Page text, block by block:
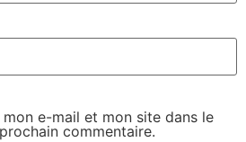
e-mail et mon site dans le
commentaire.